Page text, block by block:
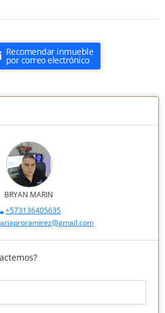
Recomendar inmueble
por correo electrónico
BRYAN MARIN
+573136405635